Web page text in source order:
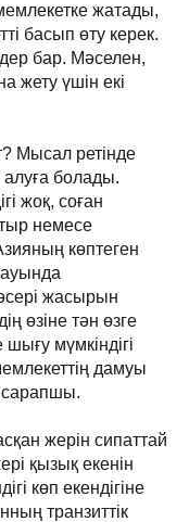
жатады,
басып өту керек.
бар. Мәселен,
жету үшін екі
Мысал ретінде
болады.
жоқ, соған
немесе
көптеген
жасырын
өзіне тән өзге
мүмкіндігі
дамуы
сарапшы.
жерін сипаттай
қызық екенін
көп екендігіне
транзиттік